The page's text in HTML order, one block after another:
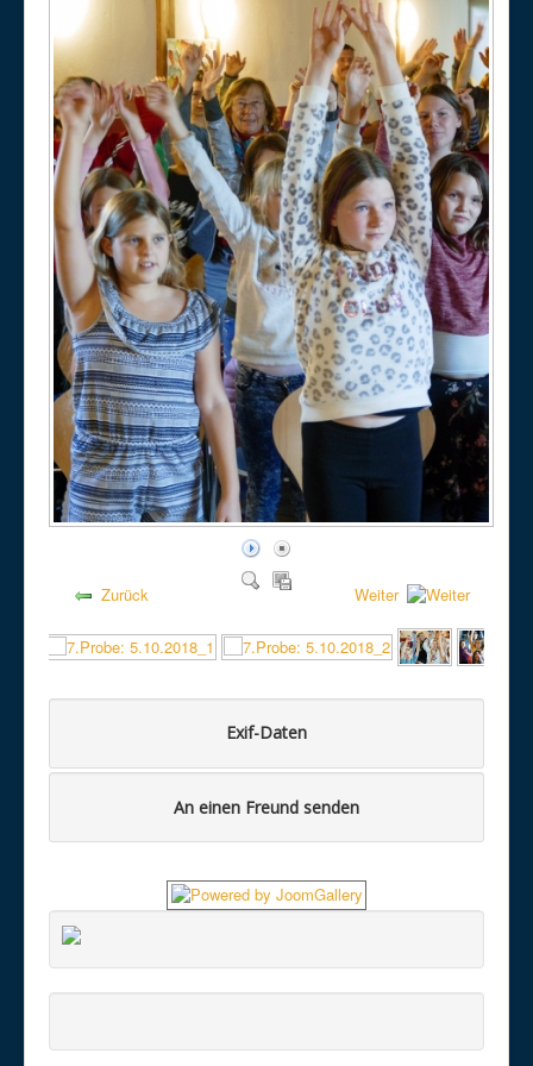
Zurück Weiter
Exif-Daten
An einen Freund senden